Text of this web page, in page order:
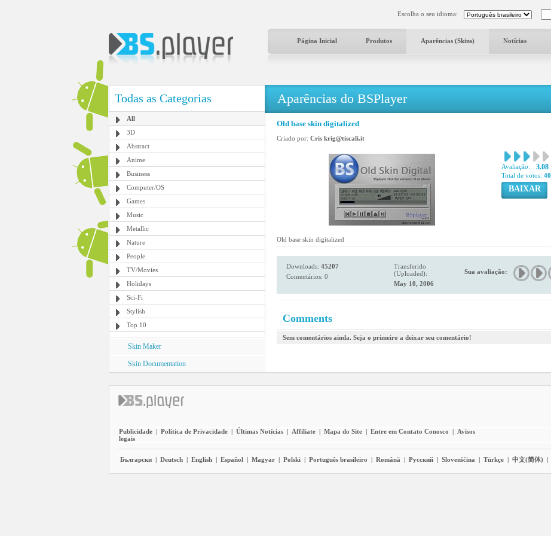
Escolha o seu idioma:
Página Inicial Produtos Aparências (Skins) Notícias
Todas as Categorias
All
3D
Abstract
Anime
Business
Computer/OS
Games
Music
Metallic
Nature
People
TV/Movies
Holidays
Sci-Fi
Stylish
Top 10
Skin Maker
Skin Documentation
Aparências do BSPlayer
Old base skin digitalized
Criado por: Cris krig@tiscali.it
Avaliação: 3.08
Total de votos: 40
BAIXAR
Old base skin digitalized
Downloads: 45207
Comentários: 0
Transferido
(Uploaded):
May 10, 2006
Sua avaliação:
Comments
Sem comentários ainda. Seja o primeiro a deixar seu comentário!
Publicidade | Política de Privacidade | Últimas Notícias | Affiliate | Mapa do Site | Entre em Contato Conosco | Avisos
legais
Български | Deutsch | English | Español | Magyar | Polski | Português brasileiro | Română | Pyccĸий | Slovenščina | Türkçe | 中文(简体) |